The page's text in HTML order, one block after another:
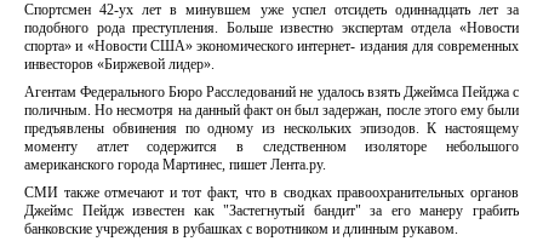
Спортсмен 42-ух лет в минувшем уже успел отсидеть одиннадцать лет за
подобного рода преступления. Больше известно экспертам отдела «Новости
спорта» и «Новости США» экономического интернет- издания для современных
инвесторов «Биржевой лидер».
Агентам Федерального Бюро Расследований не удалось взять Джеймса Пейджа с
поличным. Но несмотря на данный факт он был задержан, после этого ему были
предъявлены обвинения по одному из нескольких эпизодов. К настоящему
моменту атлет содержится в следственном изоляторе небольшого
американского города Мартинес, пишет Лента.ру.
СМИ также отмечают и тот факт, что в сводках правоохранительных органов
Джеймс Пейдж известен как "Застегнутый бандит" за его манеру грабить
банковские учреждения в рубашках с воротником и длинным рукавом.